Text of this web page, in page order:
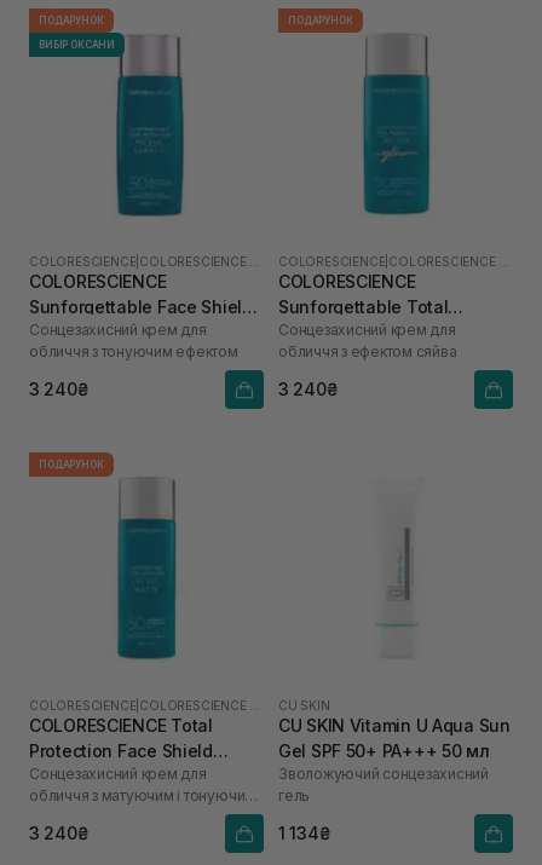
ПОДАРУНОК
ВИБІР ОКСАНИ
COLORESCIENCE
COLORESCIENCE
Sunforgettable Face Shield
Classic SPF 50 55 мл
Сонцезахисний крем для
обличчя з тонуючим ефектом
3 240₴
ПОДАРУНОК
COLORESCIENCE
COLORESCIENCE
Sunforgettable Total
Protection Face Shield Glow
SPF 50 55 мл
Сонцезахисний крем для
обличчя з ефектом сяйва
3 240₴
ПОДАРУНОК
COLORESCIENCE
COLORESCIENCE Total
Protection Face Shield
Matte SPF 50 55 мл
Сонцезахисний крем для
обличчя з матуючим і тонуючим
3 240₴
CU SKIN
CU SKIN Vitamin U Aqua Sun
Gel SPF 50+ PA+++ 50 мл
Зволожуючий сонцезахисний
гель
1 134₴